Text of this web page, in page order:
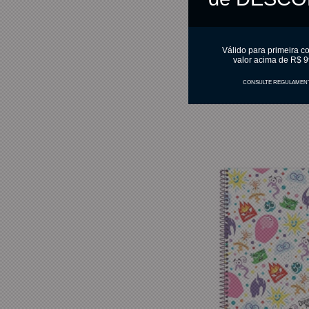
Válido para primeira
valor acima de R$
CONSULTE